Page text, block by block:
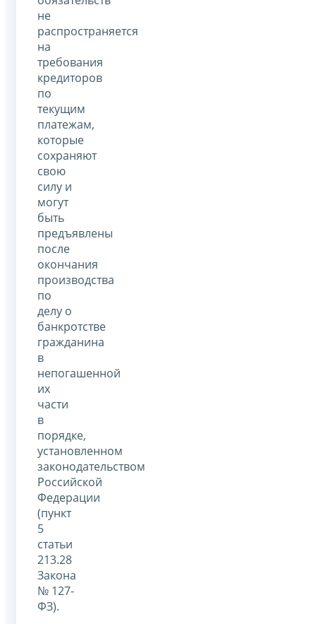
не
распространяется
на
требования
кредиторов
по
текущим
платежам,
которые
сохраняют
свою
силу и
могут
быть
предъявлены
после
окончания
производства
по
делу о
банкротстве
гражданина
в
непогашенной
их
части
в
порядке,
установленном
законодательством
Российской
Федерации
(пункт
5
статьи
213.28
Закона
№ 127-
ФЗ).